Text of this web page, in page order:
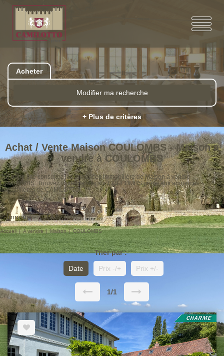
Acheter
Modifier ma recherche
+ Plus de critères
Achat / Vente Maison COULOMBS - Maison a
vendre à COULOMBS
Sur notre site consultez les annonces immobilière de Maison à vendre
COULOMBS. Trouvez votre Maison sur COULOMBS grâce aux annonces
immobilières de CAMILOTTO.
Immobilier COULOMBS
Accueil A vendre Maison COULOMBS
Trier par :
Date
Prix -/+ Prix +/-
1/1